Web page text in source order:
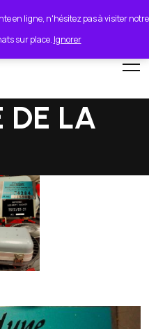
en ligne, n'hésitez pas à visiter notre
sur place. Ignorer
DE LA